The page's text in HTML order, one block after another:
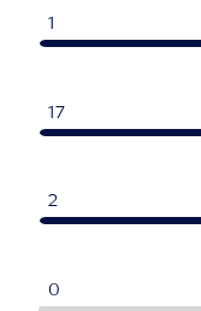
1
17
2
0